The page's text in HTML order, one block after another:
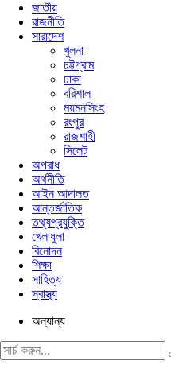
জাতীয়
রাজনীতি
সারাদেশ
খুলনা
চট্টগ্রাম
ঢাকা
বরিশাল
ময়মনসিংহ
রংপুর
রাজশাহী
সিলেট
অপরাধ
অর্থনীতি
আইন আদালত
আন্তর্জাতিক
তথ্যপ্রযুক্তি
খেলাধুলা
বিনোদন
শিক্ষা
সাহিত্য
স্বাস্থ্য
অন্যান্য